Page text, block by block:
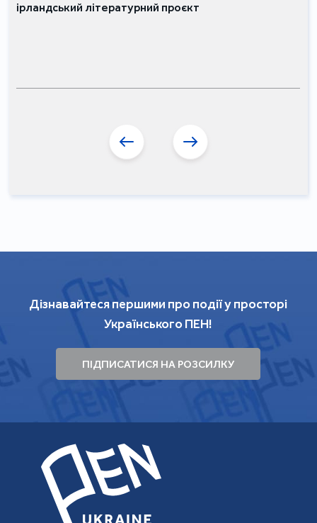
ірландський літературний проєкт
Дізнавайтеся першими про події у просторі
Українського ПЕН!
ПІДПИСАТИСЯ НА РОЗСИЛКУ